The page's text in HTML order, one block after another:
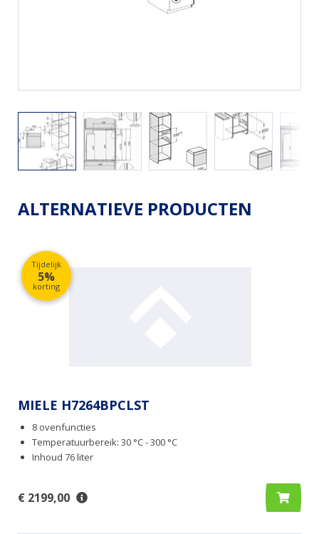
ALTERNATIEVE PRODUCTEN
Tijdelijk
5%
korting
MIELE H7264BPCLST
8 ovenfuncties
Temperatuurbereik: 30 °C - 300 °C
Inhoud 76 liter
€ 2199,00